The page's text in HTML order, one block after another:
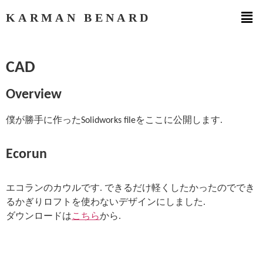
KARMAN BENARD
CAD
Overview
僕が勝手に作ったSolidworks fileをここに公開します.
Ecorun
エコランのカウルです. できるだけ軽くしたかったのででき
るかぎりロフトを使わないデザインにしました.
ダウンロードはこちらから.